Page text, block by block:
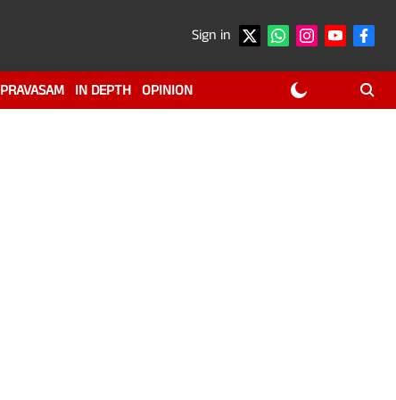
Sign in
PRAVASAM IN DEPTH OPINION